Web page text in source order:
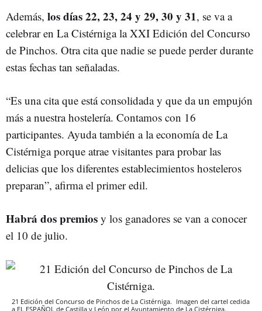
Además, los días 22, 23, 24 y 29, 30 y 31, se va a
celebrar en La Cistérniga la XXI Edición del Concurso
de Pinchos. Otra cita que nadie se puede perder durante
estas fechas tan señaladas.
“Es una cita que está consolidada y que da un empujón
más a nuestra hostelería. Contamos con 16
participantes. Ayuda también a la economía de La
Cistérniga porque atrae visitantes para probar las
delicias que los diferentes establecimientos hosteleros
preparan”, afirma el primer edil.
Habrá dos premios y los ganadores se van a conocer
el 10 de julio.
21 Edición del Concurso de Pinchos de La Cistérniga. Imagen del cartel cedida
a EL ESPAÑOL de Castilla y León por el Ayuntamiento de La Cistérniga.